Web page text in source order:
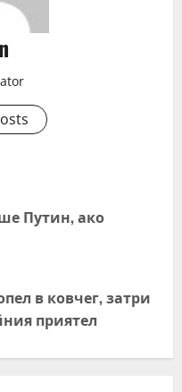
Путин, ако
в ковчег, затри
приятел